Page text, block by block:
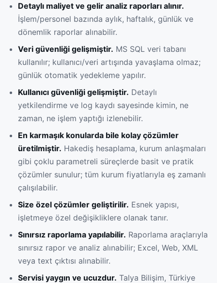
Detaylı maliyet ve gelir analiz raporları alınır.
İşlem/personel bazında aylık, haftalık, günlük ve
dönemlik raporlar alınabilir.
Veri güvenliği gelişmiştir. MS SQL veri tabanı
kullanılır; kullanıcı/veri artışında yavaşlama olmaz;
günlük otomatik yedekleme yapılır.
Kullanıcı güvenliği gelişmiştir. Detaylı
yetkilendirme ve log kaydı sayesinde kimin, ne
zaman, ne işlem yaptığı izlenebilir.
En karmaşık konularda bile kolay çözümler
üretilmiştir. Hakediş hesaplama, kurum anlaşmaları
gibi çoklu parametreli süreçlerde basit ve pratik
çözümler sunulur; tüm kurum fiyatlarıyla eş zamanlı
çalışılabilir.
Size özel çözümler geliştirilir. Esnek yapısı,
işletmeye özel değişikliklere olanak tanır.
Sınırsız raporlama yapılabilir. Raporlama araçlarıyla
sınırsız rapor ve analiz alınabilir; Excel, Web, XML
veya text çıktısı alınabilir.
Servisi yaygın ve ucuzdur. Talya Bilişim, Türkiye